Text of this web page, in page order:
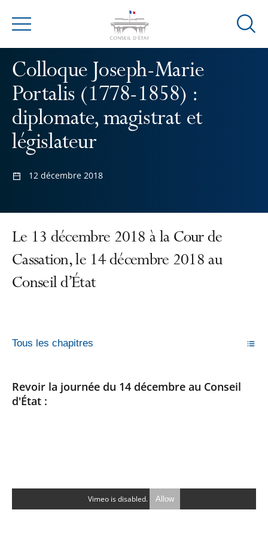
Menu
Ouvrir
Colloque Joseph-Marie
Portalis (1778-1858) :
diplomate, magistrat et
législateur
12 décembre 2018
Le 13 décembre 2018 à la Cour de
Cassation, le 14 décembre 2018 au
Conseil d’État
Tous les chapitres
Revoir la journée du 14 décembre au Conseil
d'État :
Vimeo is disabled. Allow